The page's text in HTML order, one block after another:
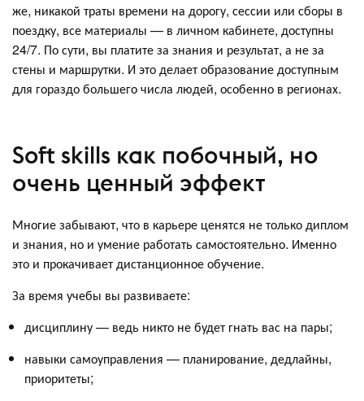
же, никакой траты времени на дорогу, сессии или сборы в
поездку, все материалы — в личном кабинете, доступны
24/7. По сути, вы платите за знания и результат, а не за
стены и маршрутки. И это делает образование доступным
для гораздо большего числа людей, особенно в регионах.
Soft skills как побочный, но
очень ценный эффект
Многие забывают, что в карьере ценятся не только диплом
и знания, но и умение работать самостоятельно. Именно
это и прокачивает дистанционное обучение.
За время учебы вы развиваете:
дисциплину — ведь никто не будет гнать вас на пары;
навыки самоуправления — планирование, дедлайны,
приоритеты;